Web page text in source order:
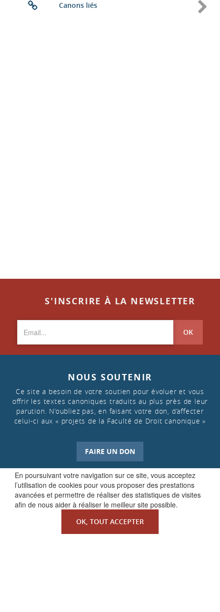
En poursuivant votre navigation sur ce site, vous acceptez
l’utilisation de cookies pour vous proposer des prestations
avancées et permettre de réaliser des statistiques de visites
afin de nous aider à réaliser le meilleur site possible.
OK, TOUT ACCEPTER
Canons liés
S'INSCRIRE À LA NEWSLETTER
OK
NOUS SOUTENIR
Ce site a besoin de votre soutien pour évoluer et vous
offrir les textes canoniques traduits au plus près de leur
parution. N’oubliez pas, en faisant votre don, d’affecter
celui-ci aux « projets de la Faculté de Droit canonique »
FAIRE UN DON